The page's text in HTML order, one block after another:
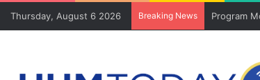
Thursday, August 6 2026 Breaking News Program